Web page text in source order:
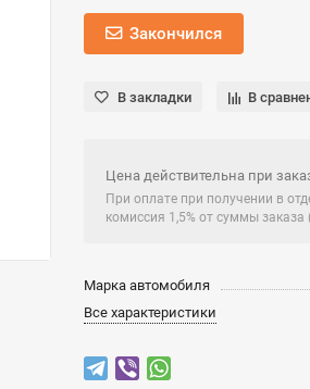
Закончился
В закладки В
Цена действительна при
При оплате при получении в
комиссия 1,5% от суммы
Марка автомобиля
Все характеристики